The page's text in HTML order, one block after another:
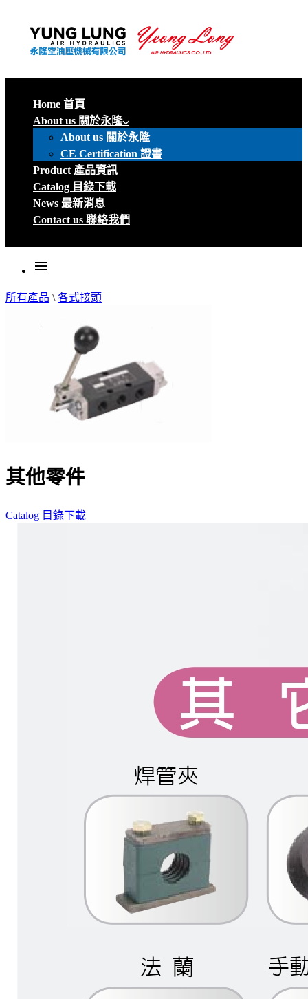
Home 首頁
About us 關於永隆
About us 關於永隆
CE Certification 證書
Product 產品資訊
Catalog 目錄下載
News 最新消息
Contact us 聯絡我們
menu
所有產品 \ 各式接頭
其他零件
Catalog 目錄下載